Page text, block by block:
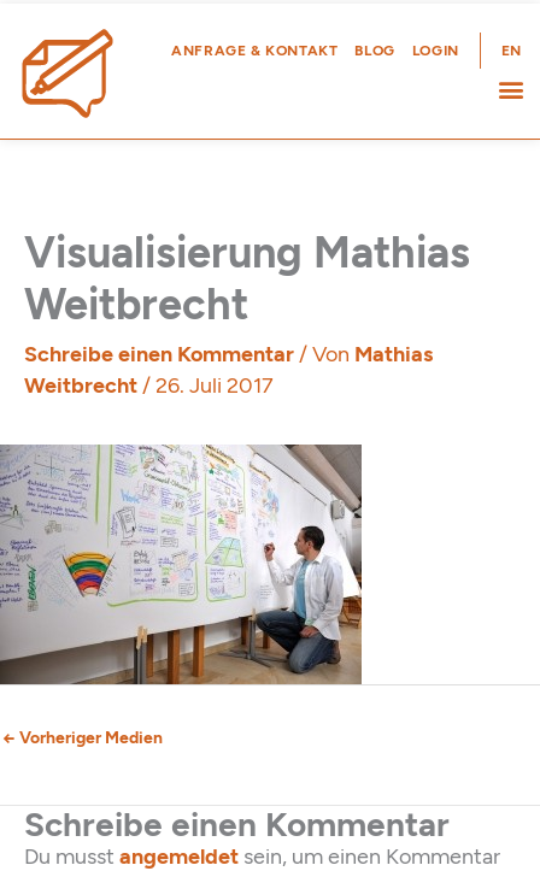
Inhalt
springen
ANFRAGE & KONTAKT BLOG LOGIN EN
Visualisierung Mathias
Weitbrecht
Schreibe einen Kommentar/ Von Mathias
Weitbrecht/26. Juli 2017
← Vorheriger Medien
Schreibe einen Kommentar
Du musst angemeldet sein, um einen Kommentar